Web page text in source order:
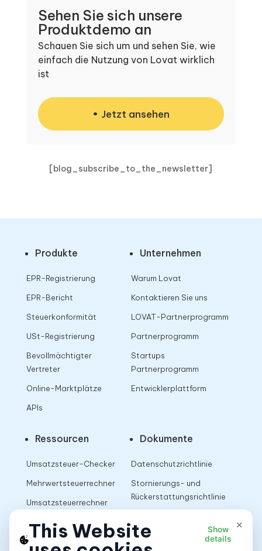
Sehen Sie sich unsere
Produktdemo an
Schauen Sie sich um und sehen Sie, wie
einfach die Nutzung von Lovat wirklich
ist
Jetzt ansehen
[blog_subscribe_to_the_newsletter]
Produkte
EPR-Registrierung
EPR-Bericht
Steuerkonformität
USt-Registrierung
Bevollmächtigter
Vertreter
Online-Marktplätze
APIs
Unternehmen
Warum Lovat
Kontaktieren Sie uns
LOVAT-Partnerprogramm
Partnerprogramm
Startups
Partnerprogramm
Entwicklerplattform
Ressourcen
Umsatzsteuer-Checker
Mehrwertsteuerrechner
Umsatzsteuerrechner
Dokumente
Datenschutzrichtlinie
Stornierungs- und
Rückerstattungsrichtlinie
×
This Website
Show
details